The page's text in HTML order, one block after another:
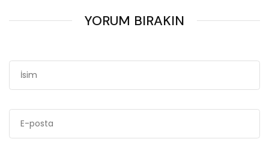
YORUM BIRAKIN